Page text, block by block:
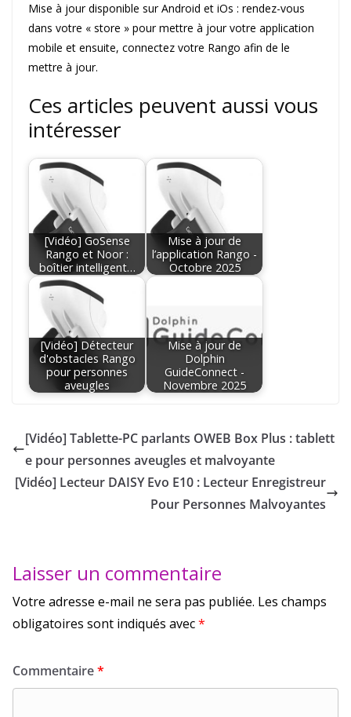
Mise à jour disponible sur Android et iOs : rendez-vous
dans votre « store » pour mettre à jour votre application
mobile et ensuite, connectez votre Rango afin de le
mettre à jour.
Ces articles peuvent aussi vous
intéresser
[Vidéo] GoSense
Rango et Noor :
boîtier intelligent…
Mise à jour de
l’application Rango -
Octobre 2025
[Vidéo] Détecteur
d'obstacles Rango
pour personnes
aveugles
Mise à jour de
Dolphin
GuideConnect -
Novembre 2025
[Vidéo] Tablette-PC parlants OWEB Box Plus : tablett
e pour personnes aveugles et malvoyante
[Vidéo] Lecteur DAISY Evo E10 : Lecteur Enregistreur
Pour Personnes Malvoyantes
Laisser un commentaire
Votre adresse e-mail ne sera pas publiée. Les champs
obligatoires sont indiqués avec*
Commentaire*